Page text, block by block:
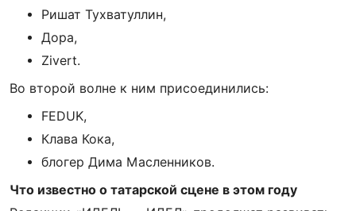
Ришат Тухватуллин,
Дора,
Zivert.
Во второй волне к ним присоединились:
FEDUK,
Клава Кока,
блогер Дима Масленников.
Что известно о татарской сцене в этом году